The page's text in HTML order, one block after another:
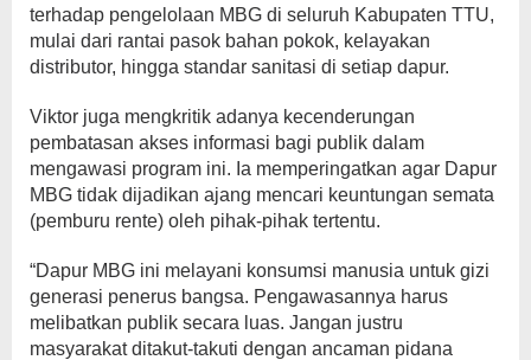
terhadap pengelolaan MBG di seluruh Kabupaten TTU,
mulai dari rantai pasok bahan pokok, kelayakan
distributor, hingga standar sanitasi di setiap dapur.
Viktor juga mengkritik adanya kecenderungan
pembatasan akses informasi bagi publik dalam
mengawasi program ini. Ia memperingatkan agar Dapur
MBG tidak dijadikan ajang mencari keuntungan semata
(pemburu rente) oleh pihak-pihak tertentu.
“Dapur MBG ini melayani konsumsi manusia untuk gizi
generasi penerus bangsa. Pengawasannya harus
melibatkan publik secara luas. Jangan justru
masyarakat ditakut-takuti dengan ancaman pidana